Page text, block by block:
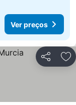
Ver preços
Partilhar